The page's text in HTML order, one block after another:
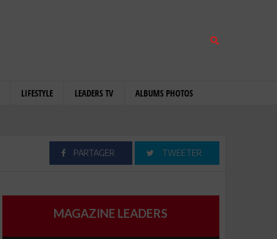
LIFESTYLE LEADERS TV ALBUMS PHOTOS
PARTAGER TWEETER
MAGAZINE LEADERS